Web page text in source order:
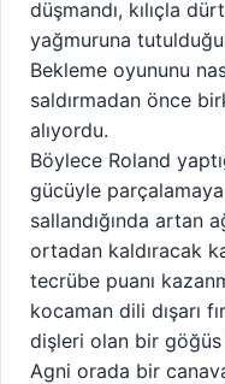
düşmandı, kılıçla
yağmuruna
Bekleme oyununu
saldırmadan önce
alıyordu.
Böylece Roland
gücüyle
sallandığında artan
ortadan kaldıracak
tecrübe puanı
kocaman dili dışarı
dişleri olan bir göğüs
Agni orada bir